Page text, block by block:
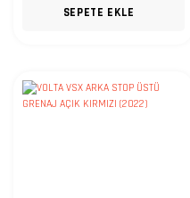
SEPETE EKLE